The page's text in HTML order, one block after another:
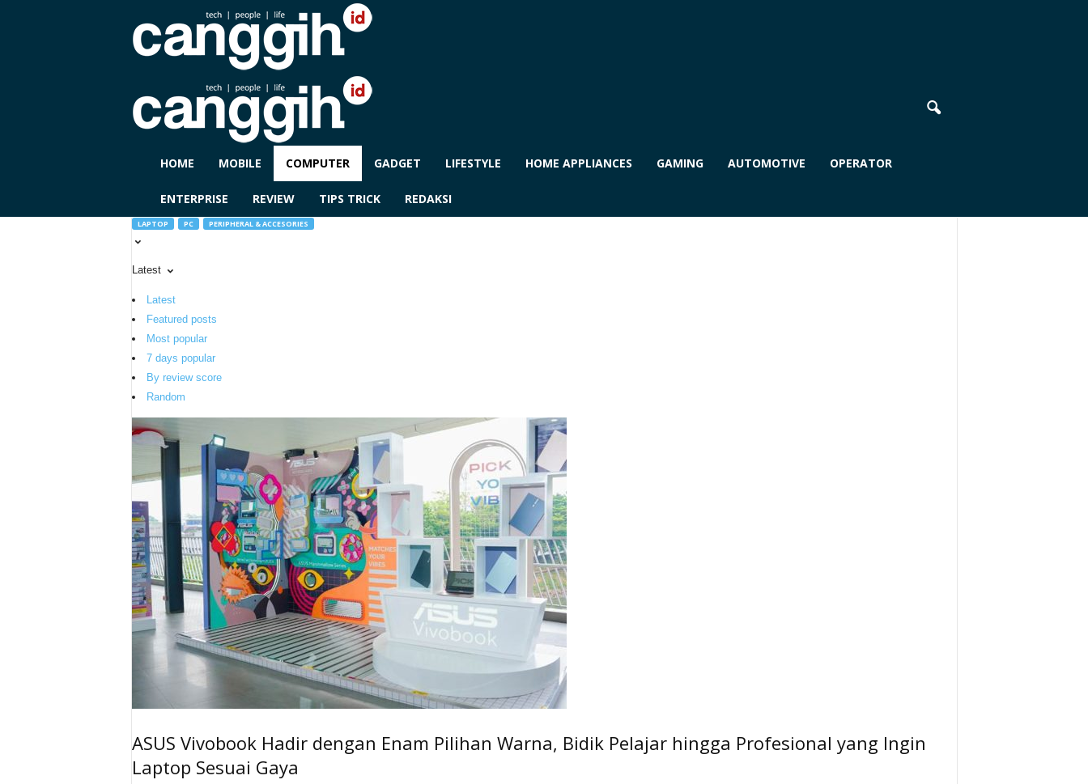
G
I
HOME MOBILE COMPUTER GADGET LIFESTYLE HOME APPLIANCES GAMING AUTOMOTIVE OPERATOR
ENTERPRISE REVIEW TIPS TRICK REDAKSI
LAPTOP PC PERIPHERAL & ACCESORIES
Latest
Latest
Featured posts
Most popular
7 days popular
By review score
Random
ASUS Vivobook Hadir dengan Enam Pilihan Warna, Bidik Pelajar hingga Profesional yang Ingin
Laptop Sesuai Gaya